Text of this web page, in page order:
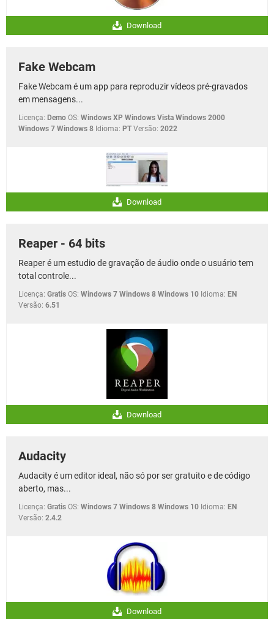
Download
Fake Webcam
Fake Webcam é um app para reproduzir vídeos pré-gravados
em mensagens...
Licença: Demo OS: Windows XP Windows Vista Windows 2000
Windows 7 Windows 8 Idioma: PT Versão: 2022
Download
Reaper - 64 bits
Reaper é um estudio de gravação de áudio onde o usuário tem
total controle...
Licença: Gratis OS: Windows 7 Windows 8 Windows 10 Idioma: EN
Versão: 6.51
Download
Audacity
Audacity é um editor ideal, não só por ser gratuito e de código
aberto, mas...
Licença: Gratis OS: Windows 7 Windows 8 Windows 10 Idioma: EN
Versão: 2.4.2
Download